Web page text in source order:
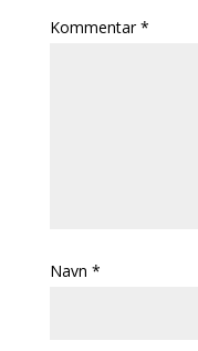
Kommentar*
Navn *